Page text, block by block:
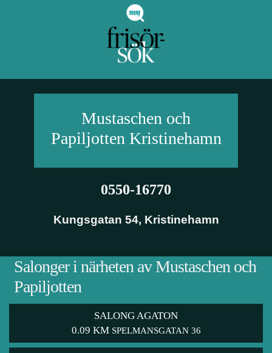
Mustaschen och
PapiljottenKristinehamn
0550-16770
Kungsgatan 54, Kristinehamn
Salonger i närheten av Mustaschen och
Papiljotten
SALONG AGATON
0.09 KM SPELMANSGATAN 36